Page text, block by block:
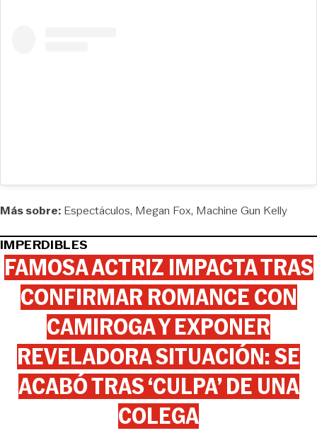
Más sobre: Espectáculos Megan Fox Machine Gun Kelly
IMPERDIBLES
FAMOSA ACTRIZ IMPACTA TRAS
CONFIRMAR ROMANCE CON
CAMIROGA Y EXPONER
REVELADORA SITUACIÓN: SE
ACABÓ TRAS ‘CULPA’ DE UNA
COLEGA